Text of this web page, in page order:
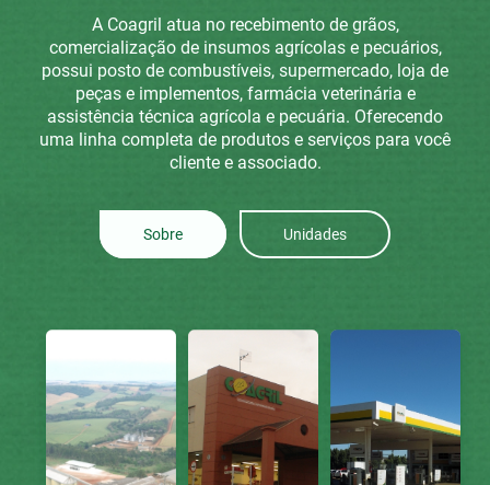
A Coagril atua no recebimento de grãos,
comercialização de insumos agrícolas e pecuários,
possui posto de combustíveis, supermercado, loja de
peças e implementos, farmácia veterinária e
assistência técnica agrícola e pecuária. Oferecendo
uma linha completa de produtos e serviços para você
cliente e associado.
Sobre Unidades